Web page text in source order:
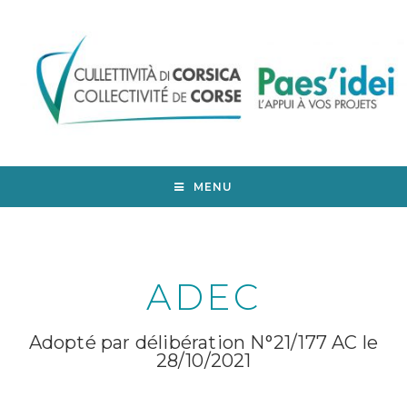
MENU
ADEC
Adopté par délibération N°21/177 AC le
28/10/2021